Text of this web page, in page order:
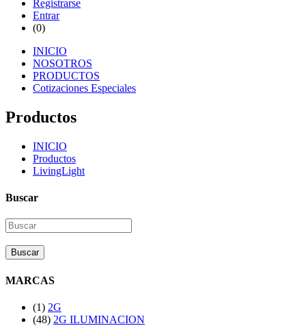
Registrarse
Entrar
(0)
INICIO
NOSOTROS
PRODUCTOS
Cotizaciones Especiales
Productos
INICIO
Productos
LivingLight
Buscar
Buscar
MARCAS
(1) 2G
(48) 2G ILUMINACION